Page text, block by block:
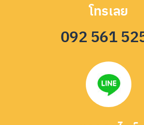
โทรเลย
092 561